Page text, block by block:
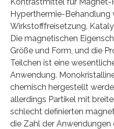
Hyperthermie-Behandlung
Wirkstofffreisetzung,
Die magnetischen
Größe und Form, und die
Teilchen ist eine
Anwendung.
chemisch hergestellt
allerdings Partikel mit
schlecht definierten
die Zahl der Anwendungen